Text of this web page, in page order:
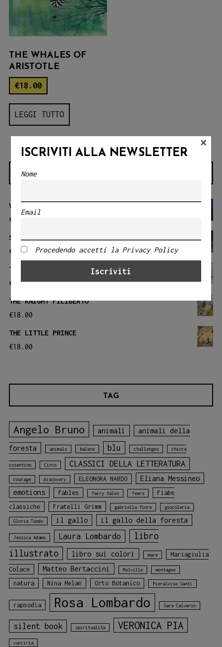
THE WHALES OF
ARISTOTLE
€18.00
LEGGI TUTTO
VENTIMILA LEGHE SOTTO I MARI
€
SAFARI
€
20.00
THE BIG RIDE
€
18.00
THE KNIGHT FILIBERTO
€18.00
THE LITTLE PRINCE
€18.00
TAG
Angelo Bruno animali animali della
foresta animals balene blu challenges chicca
cosentino Circo CLASSICI DELLA LETTERATURA
courage discovery ELEONORA NARDO
Eliana Messineo
emotions
fables fairy tales fears
Fiabe
classiche
Fratelli Grimm gabriella fiore giocoleria
Gloria Tundo il gallo il gallo della foresta
Jessica Adamo Laura Lombardo
libro
illustrato
libro sui colori mare
Mariagiulia
Colace
Matteo Bertaccini Melville montagne
natura Nina Melan Orto Botanico Pieralvise Santi
rapsodia Rosa Lombardo Sara Calvario
silent book spiritualità VERONICA PIA
vucciria
ISCRIVITI ALLA NEWSLETTER
Nome
Email
Procedendo accetti la Privacy Policy
×